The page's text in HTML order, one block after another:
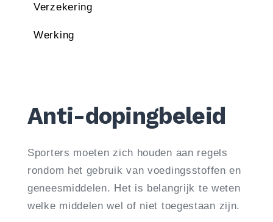
Verzekering
Werking
Anti-dopingbeleid
Sporters moeten zich houden aan regels
rondom het gebruik van voedingsstoffen en
geneesmiddelen. Het is belangrijk te weten
welke middelen wel of niet toegestaan zijn.